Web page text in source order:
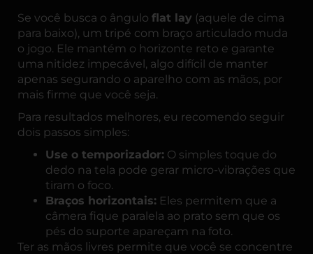
Se você busca o ângulo flat lay (aquele de cima
para baixo), um tripé com braço articulado muda
o jogo. Ele mantém o horizonte reto e garante
uma nitidez impecável, algo difícil de manter
apenas segurando o aparelho com as mãos, por
mais firme que você seja.
Para resultados melhores, eu recomendo seguir
dois passos simples:
Use o temporizador: O simples toque do
dedo na tela pode gerar micro-vibrações que
tiram o foco.
Braços horizontais: Eles permitem que a
câmera fique paralela ao prato sem que os
pés do suporte apareçam na foto.
Ter as mãos livres permite que você se concentre